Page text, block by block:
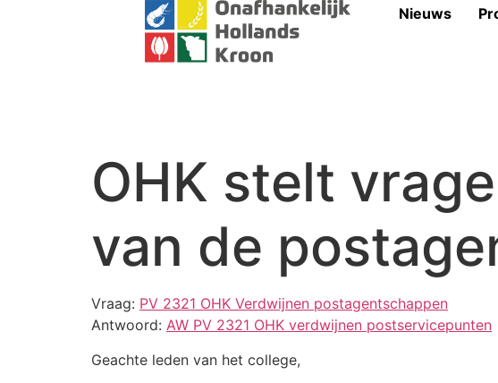
Nieuws
OHK stelt
van de
Vraag: PV 2321 OHK Verdwijnen postagentschappen
Antwoord: AW PV 2321 OHK verdwijnen postservicepunten
Geachte leden van het college,